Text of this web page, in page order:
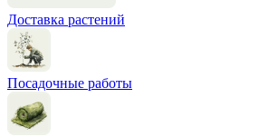
Доставка растений
Посадочные работы